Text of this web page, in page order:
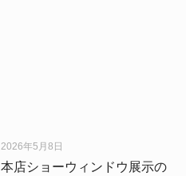
2026年5月8日
本店ショーウィンドウ展示の